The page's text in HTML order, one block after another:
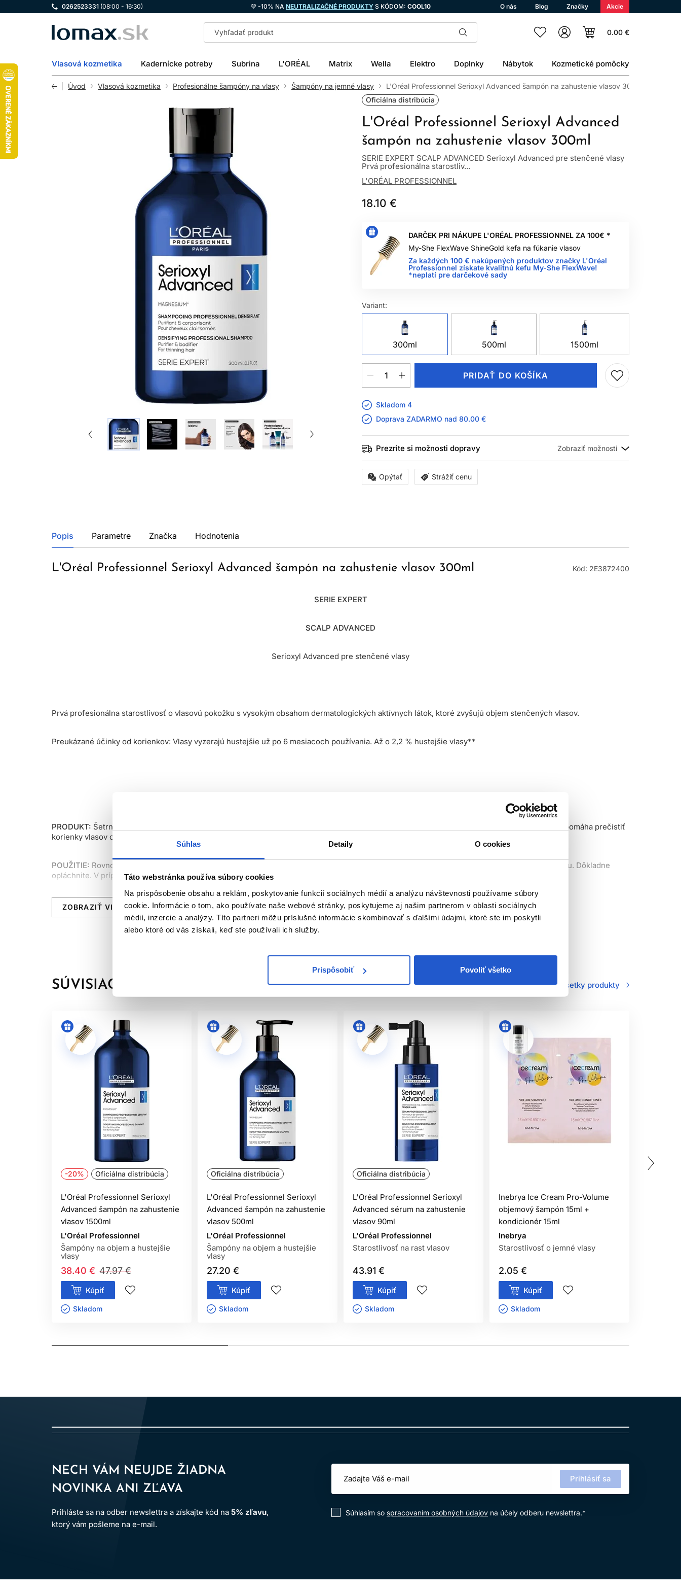
Súhlas Detaily O cookies
Táto webstránka používa súbory cookies
Na prispôsobenie obsahu a reklám, poskytovanie funkcií sociálnych médií a analýzu návštevnosti používame súbory
cookie. Informácie o tom, ako používate naše webové stránky, poskytujeme aj našim partnerom v oblasti sociálnych
médií, inzercie a analýzy. Títo partneri môžu príslušné informácie skombinovať s ďalšími údajmi, ktoré ste im poskytli
alebo ktoré od vás získali, keď ste používali ich služby.
Prispôsobiť Povoliť všetko
0262523331 (08:00 - 16:30) 💜 -10% NA NEUTRALIZAČNÉ PRODUKTY S KÓDOM: COOL10 O nás Blog Značky Akcie
LOMAX 0.00 €
Vlasová kozmetika Kadernícke potreby Subrina L'ORÉAL Matrix Wella Elektro Doplnky Nábytok Kozmetické pomôcky
Úvod Vlasová kozmetika Profesionálne šampóny na vlasy Šampóny na jemné vlasy
L'Oréal Professionnel Serioxyl Advanced šampón na zahustenie vlasov 300ml
Oficiálna distribúcia
L'Oréal Professionnel Serioxyl Advanced
šampón na zahustenie vlasov 300ml
SERIE EXPERT SCALP ADVANCED Serioxyl Advanced pre stenčené vlasy
Prvá profesionálna starostliv...
L'ORÉAL PROFESSIONNEL
18.10 €
DARČEK PRI NÁKUPE L'ORÉAL PROFESSIONNEL ZA 100€ *
My-She FlexWave ShineGold kefa na fúkanie vlasov
Za každých 100 € nakúpených produktov značky L'Oréal
Professionnel získate kvalitnú kefu My-She FlexWave!
*neplatí pre darčekové sady
Variant:
300ml 500ml 1500ml
PRIDAŤ DO KOŠÍKA
Skladom 4
Doprava ZADARMO nad 80.00 €
Prezrite si možnosti dopravy
Opýtať Strážiť cenu
Popis Parametre Značka Hodnotenia
L'Oréal Professionnel Serioxyl Advanced šampón na zahustenie vlasov 300ml Kód: 2E3872400
SERIE EXPERT
SCALP ADVANCED
Serioxyl Advanced pre stenčené vlasy
Prvá profesionálna starostlivosť o vlasovú pokožku s vysokým obsahom dermatologických aktívnych látok, ktoré zvyšujú objem stenčených vlasov.
Preukázané účinky od korienkov: Vlasy vyzerajú hustejšie už po 6 mesiacoch používania. Až o 2,2 % hustejšie vlasy**
PRODUKT: Šetrne čistí a dodáva pocit obnovenej hustoty vlasov. Vlasy sú hustejšie a žiarivejšie. [EXTRA ÚČINNÉ Obohatený o magnézium*, napomáha prečistiť
korienky vlasov od nahromadených nečistôt, ktoré môžu nepriaznivo ovplyvniť zdravý rast vlasov.
POUŽITIE: Rovnomerne aplikujte na mokrú vlasovú pokožku a vlasy. Napeňte najjemnejšou časťou končekov prstov, kým nevytvoríte jemnú penu. Dôkladne
opláchnite. V prípade kontaktu s očami ich okamžite vypláchnite dostatočným množstvom vody.
*Magnéziová soľ.
**Po 6 týždňoch používania Density Activator 5 dní v týždni.
ZOBRAZIŤ VIAC
SÚVISIACE PRODUKTY Všetky produkty
-20% Oficiálna distribúcia
L'Oréal Professionnel Serioxyl
Advanced šampón na zahustenie
vlasov 1500ml
L'Oréal Professionnel
Šampóny na objem a hustejšie
vlasy
47.97 €
38.40 €
Kúpiť
Skladom ㅤ
Oficiálna distribúcia
L'Oréal Professionnel Serioxyl
Advanced šampón na zahustenie
vlasov 500ml
L'Oréal Professionnel
Šampóny na objem a hustejšie
vlasy
27.20 €
Kúpiť
Skladom ㅤ
Oficiálna distribúcia
L'Oréal Professionnel Serioxyl
Advanced sérum na zahustenie
vlasov 90ml
L'Oréal Professionnel
Starostlivosť na rast vlasov
43.91 €
Kúpiť
Skladom ㅤ
Inebrya Ice Cream Pro-Volume
objemový šampón 15ml +
kondicionér 15ml
Inebrya
Starostlivosť o jemné vlasy
2.05 €
Kúpiť
Skladom ㅤ
NECH VÁM NEUJDE ŽIADNA
NOVINKA ANI ZĽAVA
Prihláste sa na odber newslettra a získajte kód na 5% zľavu,
ktorý vám pošleme na e-mail.
Prihlásiť sa
Súhlasím so spracovaním osobných údajov na účely odberu newslettra.*